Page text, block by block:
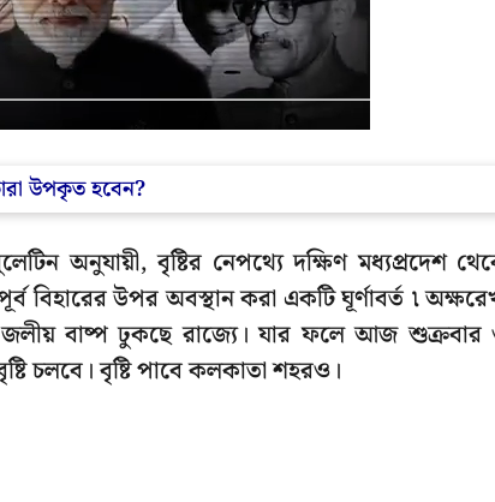
উপকৃত হবেন?
অনুযায়ী, বৃষ্টির নেপথ্যে দক্ষিণ মধ্যপ্রদেশ
বিহারের উপর অবস্থান করা একটি ঘূর্ণাবর্ত ৷
জলীয় বাষ্প ঢুকছে রাজ্যে। যার ফলে আজ
চলবে। বৃষ্টি পাবে কলকাতা শহরও।